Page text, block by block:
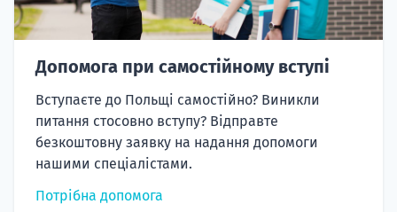
Допомога при самостійному вступі
Вступаєте до Польщі самостійно? Виникли
питання стосовно вступу? Відправте
безкоштовну заявку на надання допомоги
нашими спеціалістами.
Потрібна допомога